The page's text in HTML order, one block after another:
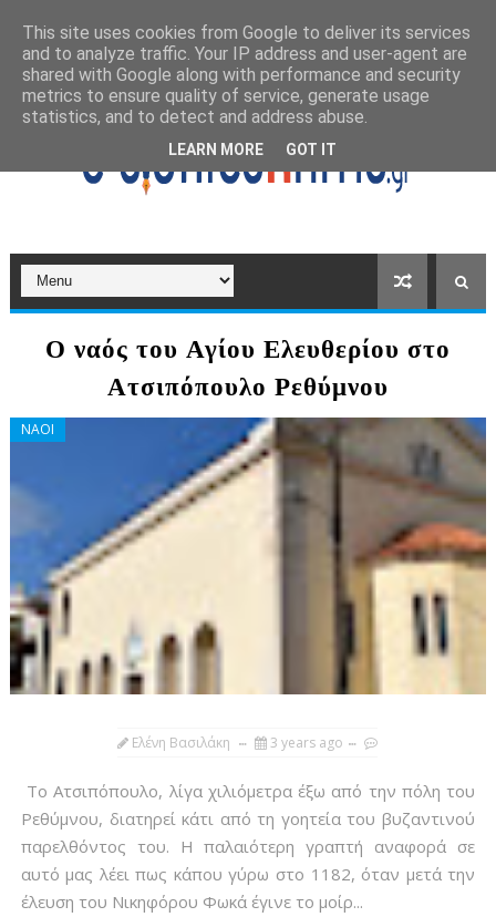
Ο ναός του Αγίου Ελευθερίου στο
Ατσιπόπουλο Ρεθύμνου
ΝΑΟΙ
Ελένη Βασιλάκη 3 years ago
Το Ατσιπόπουλο, λίγα χιλιόμετρα έξω από την πόλη του
Ρεθύμνου, διατηρεί κάτι από τη γοητεία του βυζαντινού
παρελθόντος του. Η παλαιότερη γραπτή αναφορά σε
αυτό μας λέει πως κάπου γύρω στο 1182, όταν μετά την
έλευση του Νικηφόρου Φωκά έγινε το μοίρ...
This site uses cookies from Google to deliver its services
and to analyze traffic. Your IP address and user-agent are
shared with Google along with performance and security
metrics to ensure quality of service, generate usage
statistics, and to detect and address abuse.
LEARN MORE GOT IT